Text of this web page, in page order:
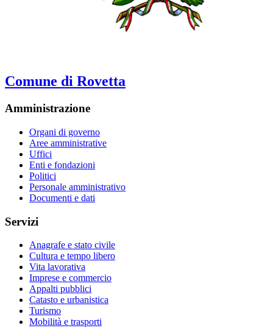
Comune di Rovetta
Amministrazione
Organi di governo
Aree amministrative
Uffici
Enti e fondazioni
Politici
Personale amministrativo
Documenti e dati
Servizi
Anagrafe e stato civile
Cultura e tempo libero
Vita lavorativa
Imprese e commercio
Appalti pubblici
Catasto e urbanistica
Turismo
Mobilità e trasporti